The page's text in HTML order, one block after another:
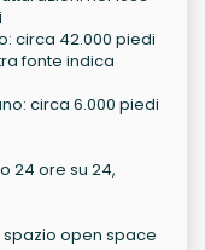
circa 42.000 piedi
fonte indica
circa 6.000 piedi
24 ore su 24,
spazio open space